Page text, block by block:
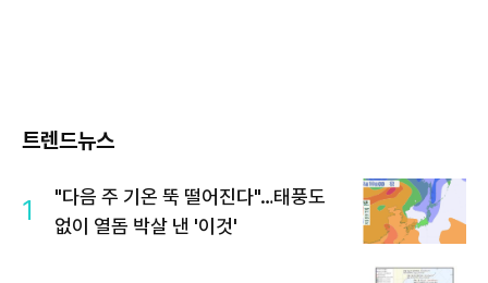
트렌드뉴스
1
"다음 주 기온 뚝 떨어진다"…태풍도
없이 열돔 박살 낸 '이것'